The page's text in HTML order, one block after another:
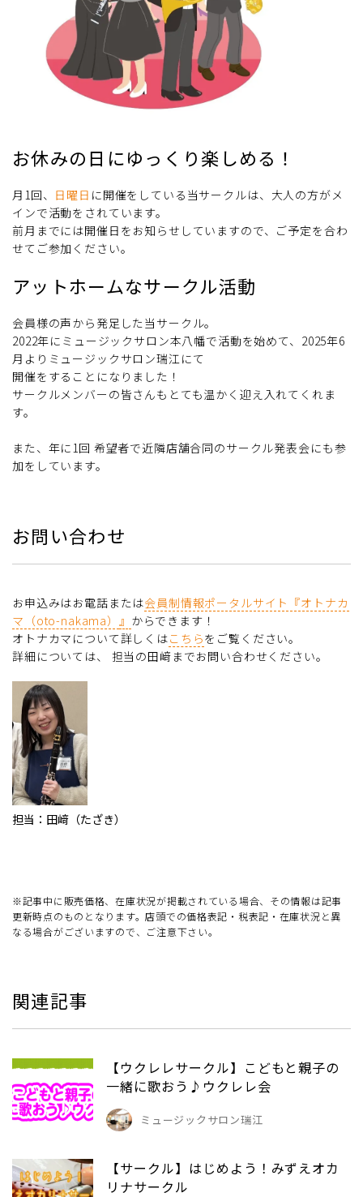
お休みの日にゆっくり楽しめる！
月1回、 日曜日 に開催をしている当サークルは、大人の方がメ
インで活動をされています。
前月までには開催日をお知らせしていますので、ご予定を合わ
せてご参加ください。
アットホームなサークル活動
会員様の声から発足した当サークル。
2022年にミュージックサロン本八幡で活動を始めて、2025年6
月よりミュージックサロン瑞江にて
開催をすることになりました！
サークルメンバーの皆さんもとても温かく迎え入れてくれま
す。
また、年に1回 希望者で近隣店舗合同のサークル発表会にも参
加をしています。
お問い合わせ
お申込みはお電話または会員制情報ポータルサイト『オトナカ
マ（oto-nakama） 』 からできます！
オトナカマについて詳しくはこちらをご覧ください。
詳細については、 担当の田﨑までお問い合わせください。
担当：田﨑（たざき）
※記事中に販売価格、在庫状況が掲載されている場合、その情報は記事
更新時点のものとなります。店頭での価格表記・税表記・在庫状況と異
なる場合がございますので、ご注意下さい。
関連記事
【ウクレレサークル】こどもと親子の
一緒に歌おう♪ウクレレ会
ミュージックサロン瑞江
【サークル】はじめよう！みずえオカ
リナサークル